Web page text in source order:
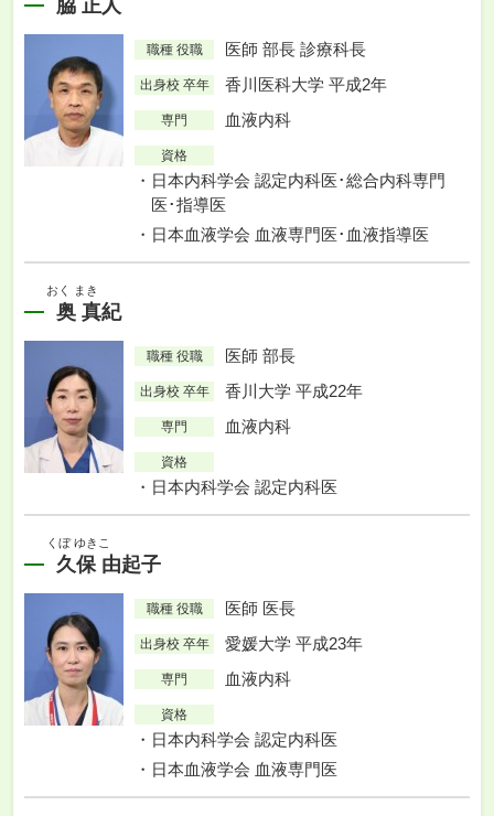
脇 正人
職種 役職 医師 部長 診療科長
出身校 卒年 香川医科大学 平成2年
専門 血液内科
資格
日本内科学会 認定内科医･総合内科専門
医･指導医
日本血液学会 血液専門医･血液指導医
おく まき
奥 真紀
職種 役職 医師 部長
出身校 卒年 香川大学 平成22年
専門 血液内科
資格
日本内科学会 認定内科医
くぼ ゆきこ
久保 由起子
職種 役職 医師 医長
出身校 卒年 愛媛大学 平成23年
専門 血液内科
資格
日本内科学会 認定内科医
日本血液学会 血液専門医